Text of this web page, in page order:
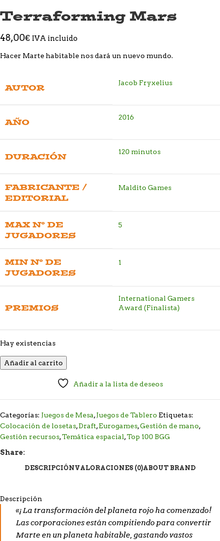
Terraforming Mars
48,00€ IVA incluido
Hacer Marte habitable nos dará un nuevo mundo.
AUTOR Jacob Fryxelius
AÑO 2016
DURACIÓN 120 minutos
FABRICANTE /
EDITORIAL
Maldito Games
MAX Nº DE
JUGADORES
5
MIN Nº DE
JUGADORES
1
PREMIOS
International Gamers
Award (Finalista)
Hay existencias
Añadir al carrito
Añadir a la lista de deseos
Categorías: Juegos de Mesa,Juegos de Tablero Etiquetas:
Colocación de losetas,Draft,Eurogames,Gestión de mano,
Gestión recursos,Temática espacial,Top 100 BGG
Share:
DESCRIPCIÓNVALORACIONES (0)ABOUT BRAND
Descripción
«¡La transformación del planeta rojo ha comenzado!
Las corporaciones están compitiendo para convertir
Marte en un planeta habitable, gastando vastos